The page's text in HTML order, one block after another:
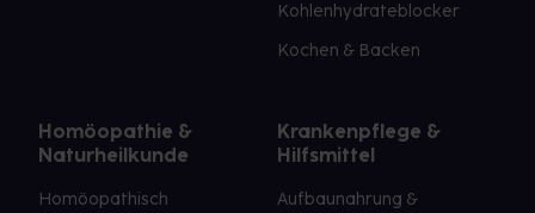
Kohlenhydrateblocker
Kochen & Backen
Homöopathie &
Naturheilkunde
Homöopathisch
Krankenpflege &
Hilfsmittel
Aufbaunahrung &